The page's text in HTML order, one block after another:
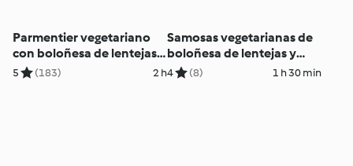
Parmentier vegetariano
con boloñesa de lentejas y
berenjena
5 (183) 2 h
Samosas vegetarianas de
boloñesa de lentejas y
berenjena
4 (8) 1 h 30 min